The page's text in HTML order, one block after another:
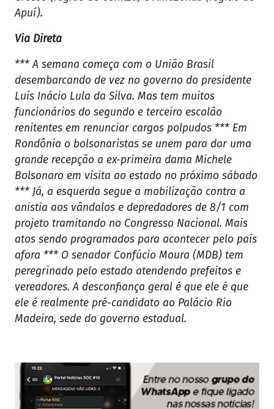
Apuí).
Via Direta
*** A semana começa com o União Brasil
desembarcando de vez no governo do presidente
Luís Inácio Lula da Silva. Mas tem muitos
funcionários do segundo e terceiro escalão
renitentes em renunciar cargos polpudos *** Em
Rondônia o bolsonaristas se unem para dar uma
grande recepção a ex-primeira dama Michele
Bolsonaro em visita ao estado no próximo sábado
*** Já, a esquerda segue a mobilização contra a
anistia aos vândalos e depredadores de 8/1 com
projeto tramitando no Congresso Nacional. Mais
atos sendo programados para acontecer pelo país
afora *** O senador Confúcio Moura (MDB) tem
peregrinado pelo estado atendendo prefeitos e
vereadores. A desconfiança geral é que ele é que
ele é realmente pré-candidato ao Palácio Rio
Madeira, sede do governo estadual.